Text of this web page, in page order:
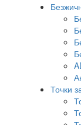
Точки